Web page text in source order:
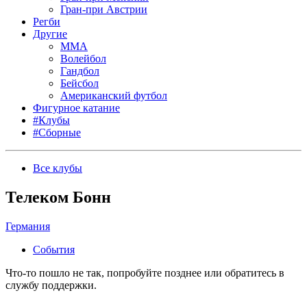
Гран-при Австрии
Регби
Другие
MMA
Волейбол
Гандбол
Бейсбол
Американский футбол
Фигурное катание
#Клубы
#Сборные
Все клубы
Телеком Бонн
Германия
События
Что-то пошло не так, попробуйте позднее или обратитесь в
службу поддержки.